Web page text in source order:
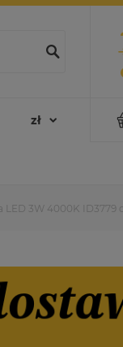
3W 4000K ID3779